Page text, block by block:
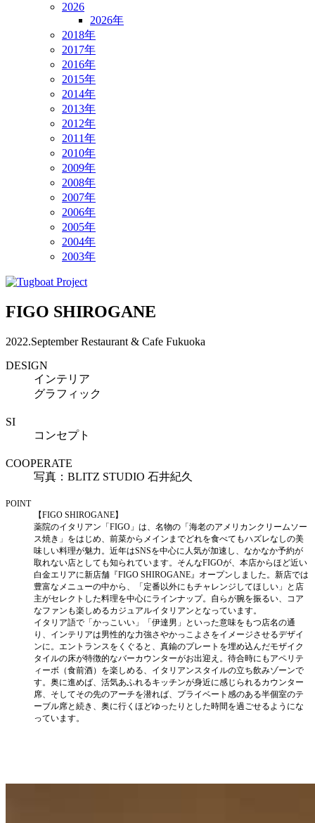
2026
2026年
2018年
2017年
2016年
2015年
2014年
2013年
2012年
2011年
2010年
2009年
2008年
2007年
2006年
2005年
2004年
2003年
FIGO SHIROGANE
2022.September Restaurant & Cafe Fukuoka
DESIGN
インテリア
グラフィック
SI
コンセプト
COOPERATE
写真：BLITZ STUDIO 石井紀久
POINT
【FIGO SHIROGANE】
薬院のイタリアン「FIGO」は、名物の「海老のアメリカンクリームソー
ス焼き」をはじめ、前菜からメインまでどれを食べてもハズレなしの美
味しい料理が魅力。近年はSNSを中心に人気が加速し、なかなか予約が
取れない店としても知られています。そんなFIGOが、本店からほど近い
白金エリアに新店舗『FIGO SHIROGANE』オープンしました。新店では
豊富なメニューの中から、「定番以外にもチャレンジしてほしい」と店
主がセレクトした料理を中心にラインナップ。自らが腕を振るい、コア
なファンも楽しめるカジュアルイタリアンとなっています。
イタリア語で「かっこいい」「伊達男」といった意味をもつ店名の通
り、インテリアは男性的な力強さやかっこよさをイメージさせるデザイ
ンに。エントランスをくぐると、真鍮のプレートを埋め込んだモザイク
タイルの床が特徴的なバーカウンターがお出迎え。待合時にもアペリテ
ィーボ（食前酒）を楽しめる、イタリアンスタイルの立ち飲みゾーンで
す。奥に進めば、活気あふれるキッチンが身近に感じられるカウンター
席、そしてその先のアーチを潜れば、プライベート感のある半個室のテ
ーブル席と続き、奥に行くほどゆったりとした時間を過ごせるようにな
っています。